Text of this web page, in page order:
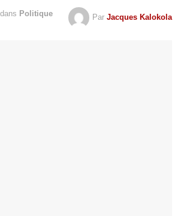
dans Politique Par Jacques Kalokola